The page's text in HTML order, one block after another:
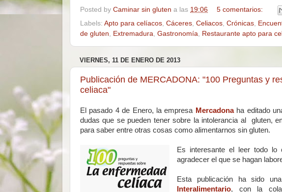
Posted by Caminar sin gluten a las 19:06
5 comentarios:
Labels: Apto para celíacos Cáceres Celiacos Crónicas
de gluten
Extremadura Gastronomía Restaurante apto para
VIERNES, 11 DE ENERO DE 2013
Publicación de MERCADONA: "100 Preguntas y
celiaca"
El pasado 4 de Enero, la empresa Mercadonaha editado
dudas que se pueden tener sobre la intolerancia al gluten,
para saber entre otras cosas como alimentarnos sin gluten.
Es interesante el leer todo lo
agradecer el que se hagan
Esta publicación ha sido
Interalimentario, con la